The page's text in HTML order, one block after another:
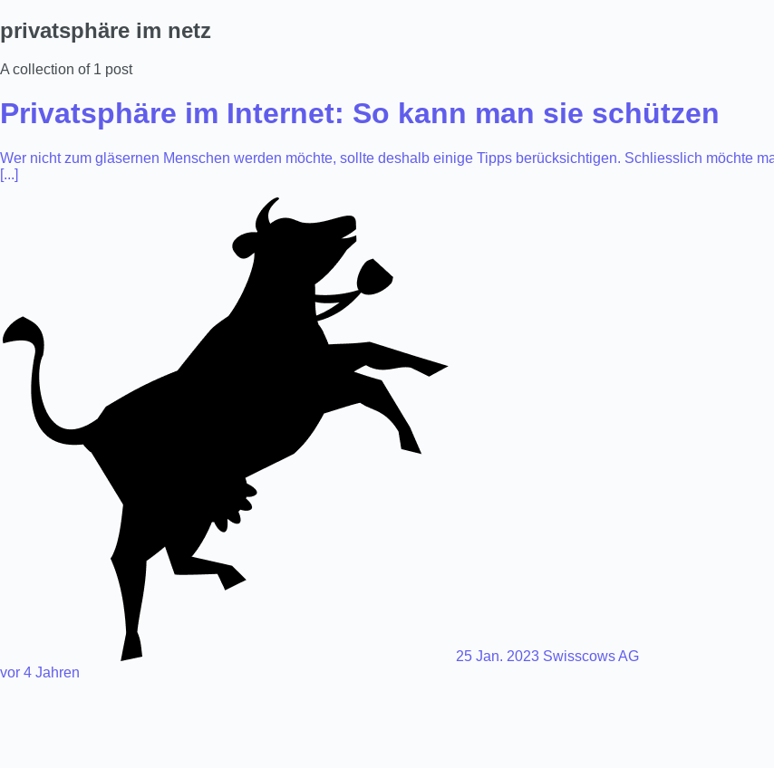
privatsphäre im netz
A collection of 1 post
Privatsphäre im Internet: So kann man sie schützen
Wer nicht zum gläsernen Menschen werden möchte, sollte deshalb einige Tipps berücksichtigen. Schliesslich möchte
[...]
25 Jan. 2023 Swisscows AG
vor 4 Jahren